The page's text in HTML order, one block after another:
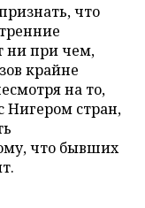
что
ни при чем,
крайне
на то,
Нигером стран,
что бывших